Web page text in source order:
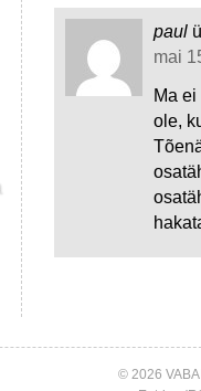
paul
mai
Ma
ole,
© 2026